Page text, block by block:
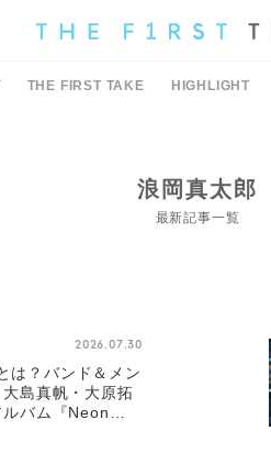
THE FIRST TAKE HIGHLIGHT
浪岡真太郎
最新記事一覧
2026.07.30
は？バンド＆メン
島真帆・大原拓
バム『Neon